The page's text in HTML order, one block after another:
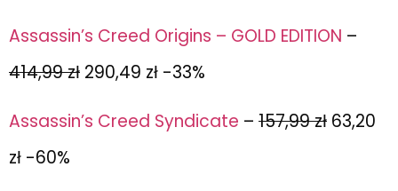
Assassin’s Creed Origins – GOLD EDITION –
414,99 zł 290,49 zł -33%
Assassin’s Creed Syndicate – 157,99 zł 63,20
zł -60%